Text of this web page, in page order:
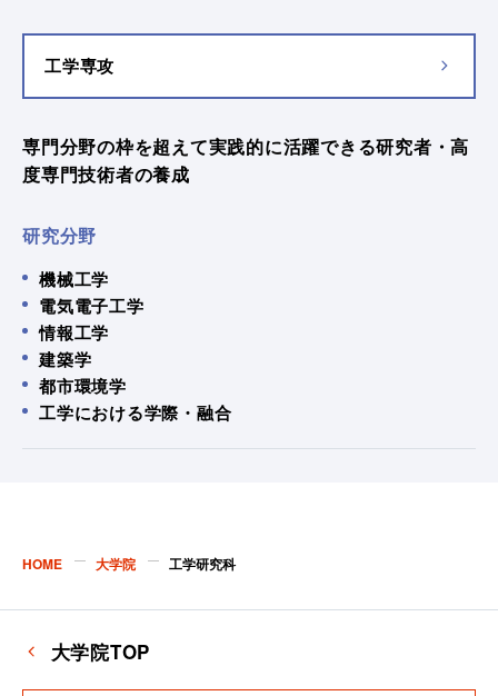
工学専攻
専門分野の枠を超えて実践的に活躍できる研究者・高
度専門技術者の養成
研究分野
機械工学
電気電子工学
情報工学
建築学
都市環境学
工学における学際・融合
HOME 大学院 工学研究科
大学院TOP